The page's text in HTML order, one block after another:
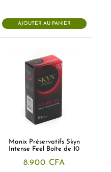
AJOUTER AU PANIER
Manix Préservatifs Skyn
Intense Feel Boîte de 10
8.900 CFA